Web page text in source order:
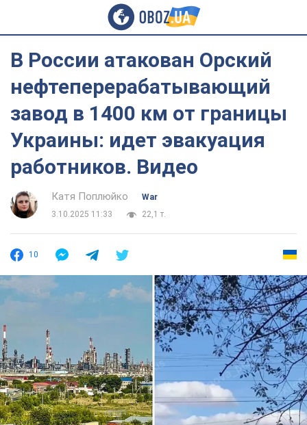
В России атакован Орский
нефтеперерабатывающий
завод в 1400 км от границы
Украины: идет эвакуация
работников. Видео
Катя Поплюйко
War
3.10.2025 11:33
22,1 т.
10